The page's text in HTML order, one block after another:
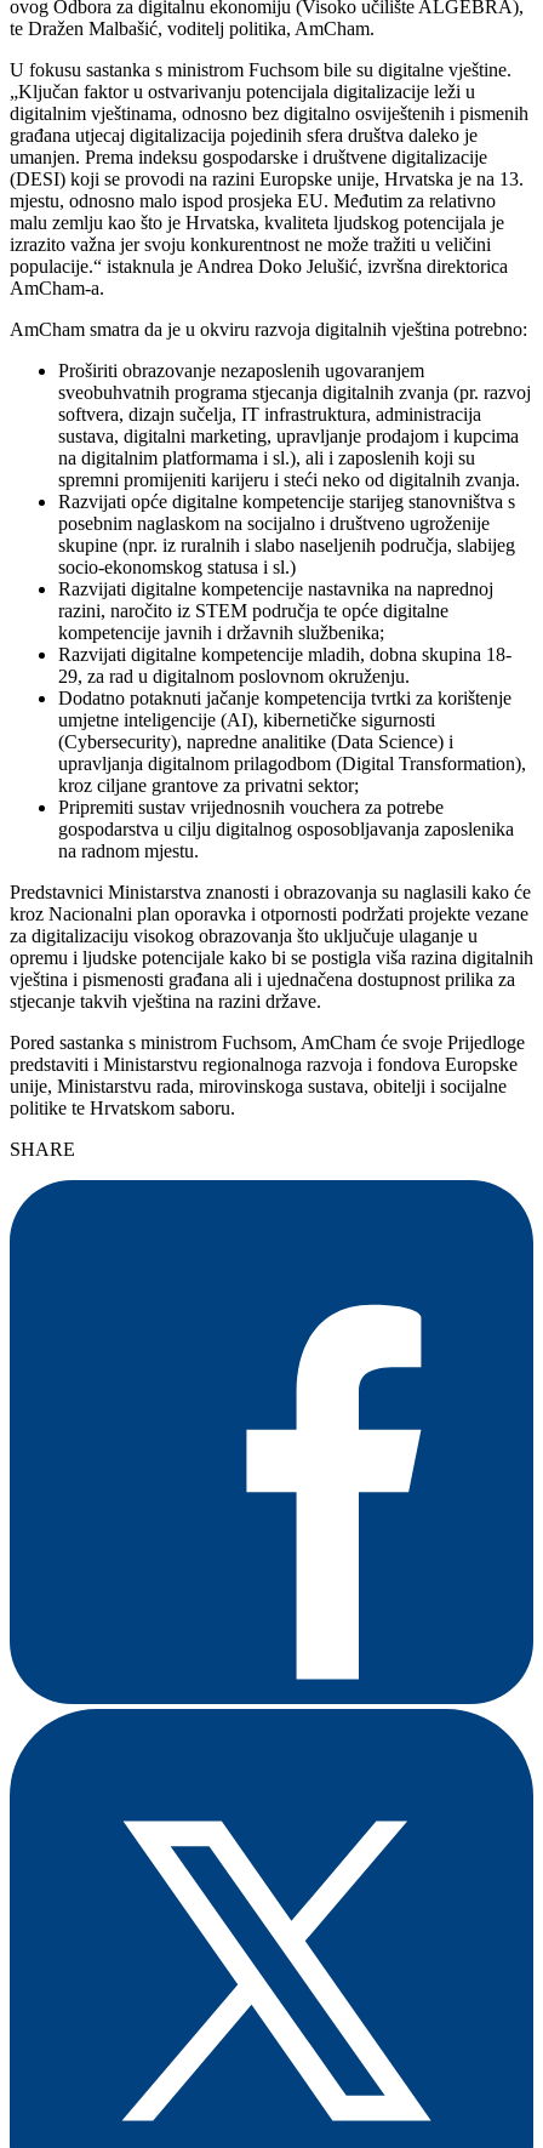
ovog Odbora za digitalnu ekonomiju (Visoko učilište ALGEBRA),
te Dražen Malbašić, voditelj politika, AmCham.
U fokusu sastanka s ministrom Fuchsom bile su digitalne vještine.
„Ključan faktor u ostvarivanju potencijala digitalizacije leži u
digitalnim vještinama, odnosno bez digitalno osviještenih i pismenih
građana utjecaj digitalizacija pojedinih sfera društva daleko je
umanjen. Prema indeksu gospodarske i društvene digitalizacije
(DESI) koji se provodi na razini Europske unije, Hrvatska je na 13.
mjestu, odnosno malo ispod prosjeka EU. Međutim za relativno
malu zemlju kao što je Hrvatska, kvaliteta ljudskog potencijala je
izrazito važna jer svoju konkurentnost ne može tražiti u veličini
populacije.“ istaknula je Andrea Doko Jelušić, izvršna direktorica
AmCham-a.
AmCham smatra da je u okviru razvoja digitalnih vještina potrebno:
Proširiti obrazovanje nezaposlenih ugovaranjem
sveobuhvatnih programa stjecanja digitalnih zvanja (pr. razvoj
softvera, dizajn sučelja, IT infrastruktura, administracija
sustava, digitalni marketing, upravljanje prodajom i kupcima
na digitalnim platformama i sl.), ali i zaposlenih koji su
spremni promijeniti karijeru i steći neko od digitalnih zvanja.
Razvijati opće digitalne kompetencije starijeg stanovništva s
posebnim naglaskom na socijalno i društveno ugroženije
skupine (npr. iz ruralnih i slabo naseljenih područja, slabijeg
socio-ekonomskog statusa i sl.)
Razvijati digitalne kompetencije nastavnika na naprednoj
razini, naročito iz STEM područja te opće digitalne
kompetencije javnih i državnih službenika;
Razvijati digitalne kompetencije mladih, dobna skupina 18-
29, za rad u digitalnom poslovnom okruženju.
Dodatno potaknuti jačanje kompetencija tvrtki za korištenje
umjetne inteligencije (AI), kibernetičke sigurnosti
(Cybersecurity), napredne analitike (Data Science) i
upravljanja digitalnom prilagodbom (Digital Transformation),
kroz ciljane grantove za privatni sektor;
Pripremiti sustav vrijednosnih vouchera za potrebe
gospodarstva u cilju digitalnog osposobljavanja zaposlenika
na radnom mjestu.
Predstavnici Ministarstva znanosti i obrazovanja su naglasili kako će
kroz Nacionalni plan oporavka i otpornosti podržati projekte vezane
za digitalizaciju visokog obrazovanja što uključuje ulaganje u
opremu i ljudske potencijale kako bi se postigla viša razina digitalnih
vještina i pismenosti građana ali i ujednačena dostupnost prilika za
stjecanje takvih vještina na razini države.
Pored sastanka s ministrom Fuchsom, AmCham će svoje Prijedloge
predstaviti i Ministarstvu regionalnoga razvoja i fondova Europske
unije, Ministarstvu rada, mirovinskoga sustava, obitelji i socijalne
politike te Hrvatskom saboru.
SHARE